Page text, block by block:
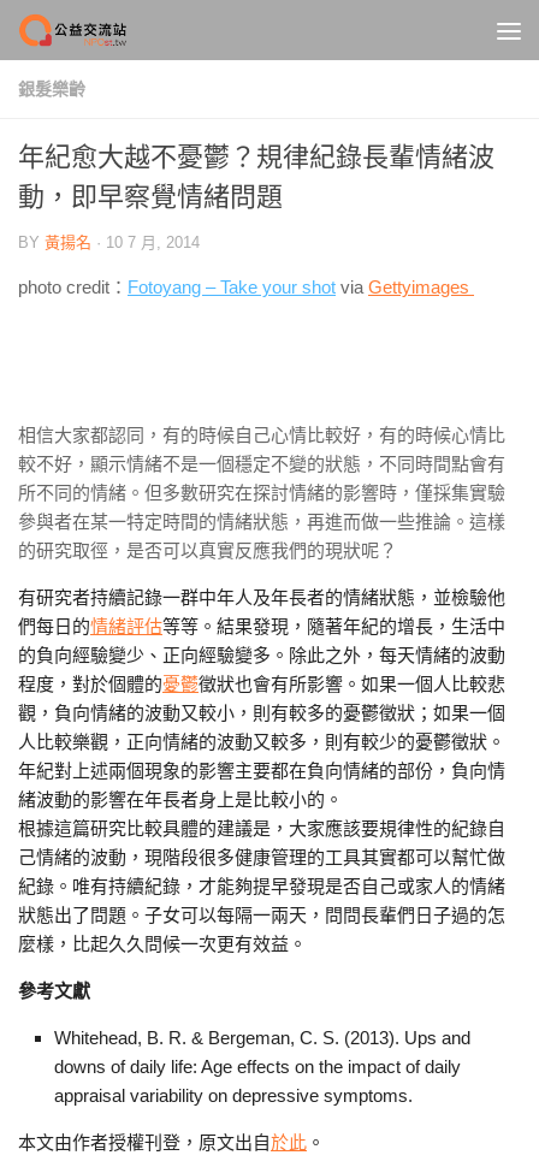
Skip to content
銀髮樂齡
年紀愈大越不憂鬱？規律紀錄長輩情緒波
動，即早察覺情緒問題
BY 黃揚名 · 10 7 月, 2014
photo credit： Fotoyang – Take your shot via Gettyimages
相信大家都認同，有的時候自己心情比較好，有的時候心情比
較不好，顯示情緒不是一個穩定不變的狀態，不同時間點會有
所不同的情緒。但多數研究在探討情緒的影響時，僅採集實驗
參與者在某一特定時間的情緒狀態，再進而做一些推論。這樣
的研究取徑，是否可以真實反應我們的現狀呢？
有研究者持續記錄一群中年人及年長者的情緒狀態，並檢驗他
們每日的情緒評估等等。結果發現，隨著年紀的增長，生活中
的負向經驗變少、正向經驗變多。除此之外，每天情緒的波動
程度，對於個體的憂鬱徵狀也會有所影響。 如果一個人比較悲
觀，負向情緒的波動又較小，則有較多的憂鬱徵狀；如果一個
人比較樂觀，正向情緒的波動又較多，則有較少的憂鬱徵狀 。
年紀對上述兩個現象的影響主要都在負向情緒的部份，負向情
緒波動的影響在年長者身上是比較小的。
根據這篇研究比較具體的建議是，大家應該要規律性的紀錄自
己情緒的波動，現階段很多健康管理的工具其實都可以幫忙做
紀錄。唯有持續紀錄，才能夠提早發現是否自己或家人的情緒
狀態出了問題。子女可以每隔一兩天，問問長輩們日子過的怎
麼樣，比起久久問候一次更有效益。
參考文獻
Whitehead, B. R. & Bergeman, C. S. (2013). Ups and
downs of daily life: Age effects on the impact of daily
appraisal variability on depressive symptoms.
本文由作者授權刊登，原文出自於此 。